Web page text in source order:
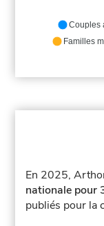
Couples
Familles
En 2025,
nationale pour
publiés pour la